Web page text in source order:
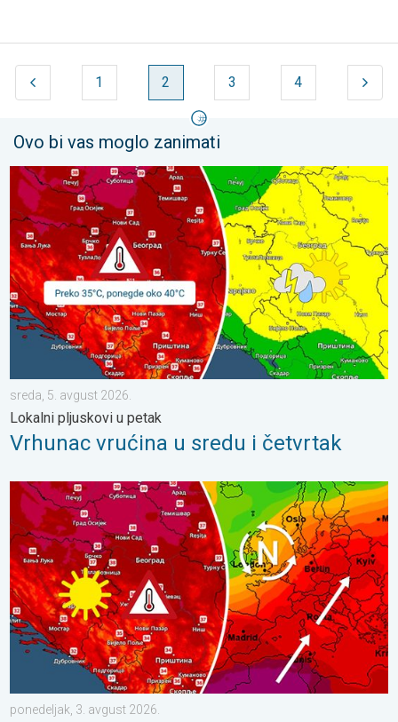
1 2 3 4
Ovo bi vas moglo zanimati
Vrhunac vrućina u sredu i četvrtak. Lokalni pljuskovi u petak. .
sreda, 5. avgust 2026.
Lokalni pljuskovi u petak
Vrhunac vrućina u sredu i četvrtak
Temperatura preko 35°C, ponegde oko 40°C. Vrućine se
ponedeljak, 3. avgust 2026.